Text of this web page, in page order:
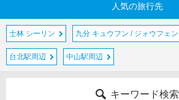
人気の旅行先
士林 シーリン 九分 キュウフン / ジォウフェン
台北駅周辺 中山駅周辺
キーワード検索